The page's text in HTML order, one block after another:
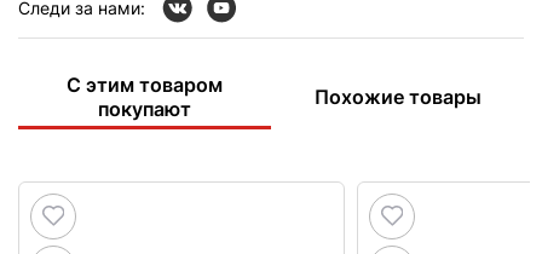
Следи за нами:
С этим товаром
покупают
Похожие товары